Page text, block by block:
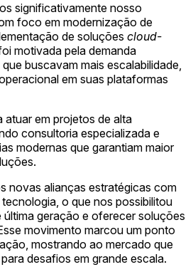
significativamente nosso
foco em modernização de
de soluções cloud-
motivada pela demanda
buscavam mais escalabilidade,
em suas plataformas
atuar em projetos de alta
consultoria especializada e
modernas que garantiam maior
novas alianças estratégicas com
o que nos possibilitou
geração e oferecer soluções
movimento marcou um ponto
mostrando ao mercado que
desafios em grande escala.